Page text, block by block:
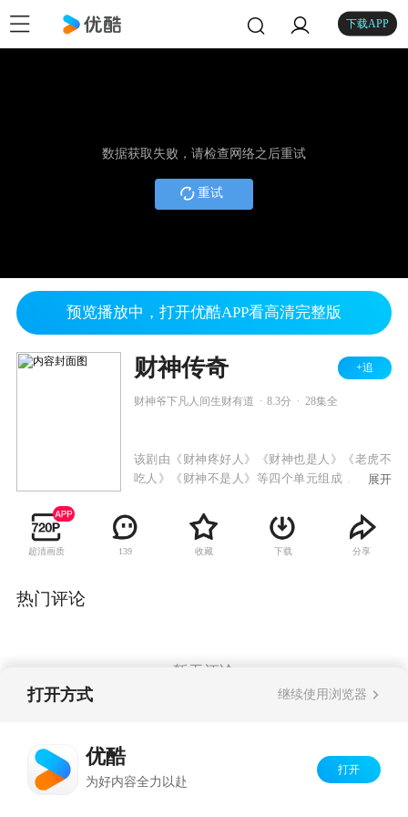
下载APP
数据获取失败，请检查网络之后重试
重试
预览播放中，打开优酷APP看高清完整版
财神传奇 +追
财神爷下凡人间生财有道 8.3分 28集全
该剧由《财神疼好人》《财神也是人》《老虎不
吃人》《财神不是人》等四个单元组成，财神爷
贵、专权跋扈的九王爷、奸诈富商雷老虎、见钱
眼开的叶美文等人的摩擦中，启迪我们唯有善人
才能得到福报，唯有勤劳诚实的人才能真正发财
展开
超清画质 139 收藏 下载 分享
热门评论
暂无评论
打开方式 继续使用浏览器
优酷
为好内容全力以赴
打开